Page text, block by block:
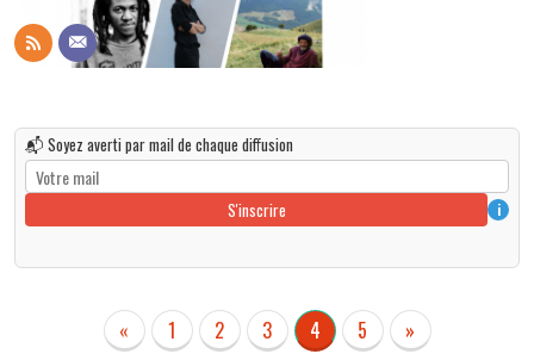
📬 Soyez averti par mail de chaque diffusion
S'inscrire i
« 1 2 3 4 5 »